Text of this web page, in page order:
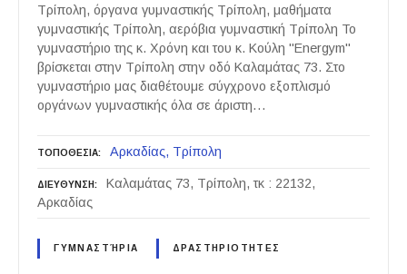
Τρίπολη, όργανα γυμναστικής Τρίπολη, μαθήματα
γυμναστικής Τρίπολη, αερόβια γυμναστική Τρίπολη Το
γυμναστήριο της κ. Χρόνη και του κ. Κούλη "Energym"
βρίσκεται στην Τρίπολη στην οδό Καλαμάτας 73. Στο
γυμναστήριο μας διαθέτουμε σύγχρονο εξοπλισμό
οργάνων γυμναστικής όλα σε άριστη…
ΤΟΠΟΘΕΣΙΑ Αρκαδίας Τρίπολη
ΔΙΕΥΘΥΝΣΗ
Καλαμάτας 73, Τρίπολη, τκ : 22132,
Αρκαδίας
ΓΥΜΝΑΣΤΉΡΙΑ ΔΡΑΣΤΗΡΙΟΤΗΤΕΣ